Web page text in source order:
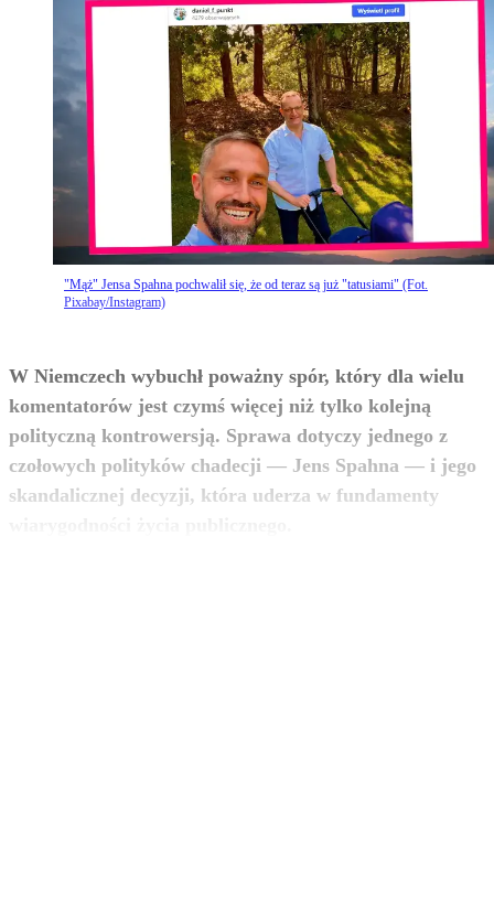
"Mąż" Jensa Spahna pochwalił się, że od teraz są już "tatusiami" (Fot.
Pixabay/Instagram)
W Niemczech wybuchł poważny spór, który dla wielu
komentatorów jest czymś więcej niż tylko kolejną
polityczną kontrowersją. Sprawa dotyczy jednego z
czołowych polityków chadecji — Jens Spahna — i jego
skandalicznej decyzji, która uderza w fundamenty
zobacz więcej